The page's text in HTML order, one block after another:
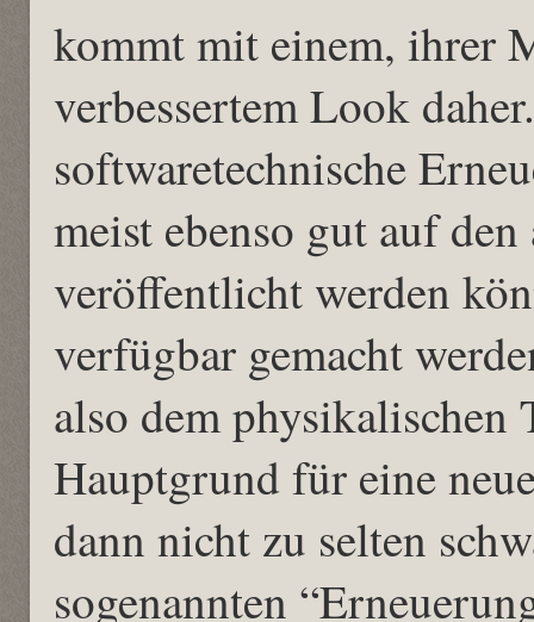
kommt mit einem, ihrer
verbessertem Look
softwaretechnische
meist ebenso gut auf
veröffentlicht werden
verfügbar gemacht
also dem physikalischen
Hauptgrund für eine
dann nicht zu selten
sogenannten